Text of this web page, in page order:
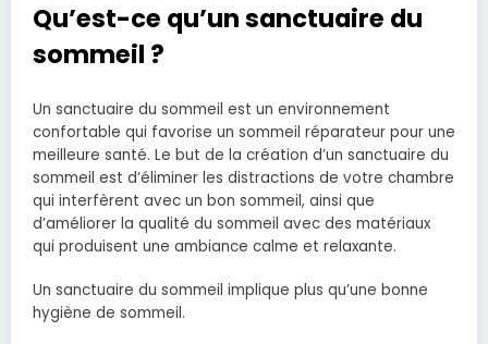
Qu’est-ce qu’un sanctuaire du
sommeil ?
Un sanctuaire du sommeil est un environnement
confortable qui favorise un sommeil réparateur pour une
meilleure santé. Le but de la création d’un sanctuaire du
sommeil est d’éliminer les distractions de votre chambre
qui interfèrent avec un bon sommeil, ainsi que
d’améliorer la qualité du sommeil avec des matériaux
qui produisent une ambiance calme et relaxante.
Un sanctuaire du sommeil implique plus qu’une bonne
hygiène de sommeil.